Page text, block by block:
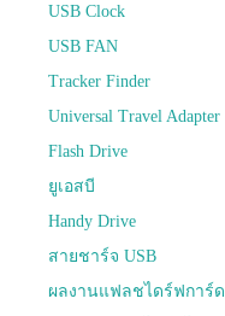
USB Clock
USB FAN
Tracker Finder
Universal Travel Adapter
Flash Drive
ยูเอสบี
Handy Drive
สายชาร์จ USB
ผลงานแฟลชไดร์ฟการ์ด